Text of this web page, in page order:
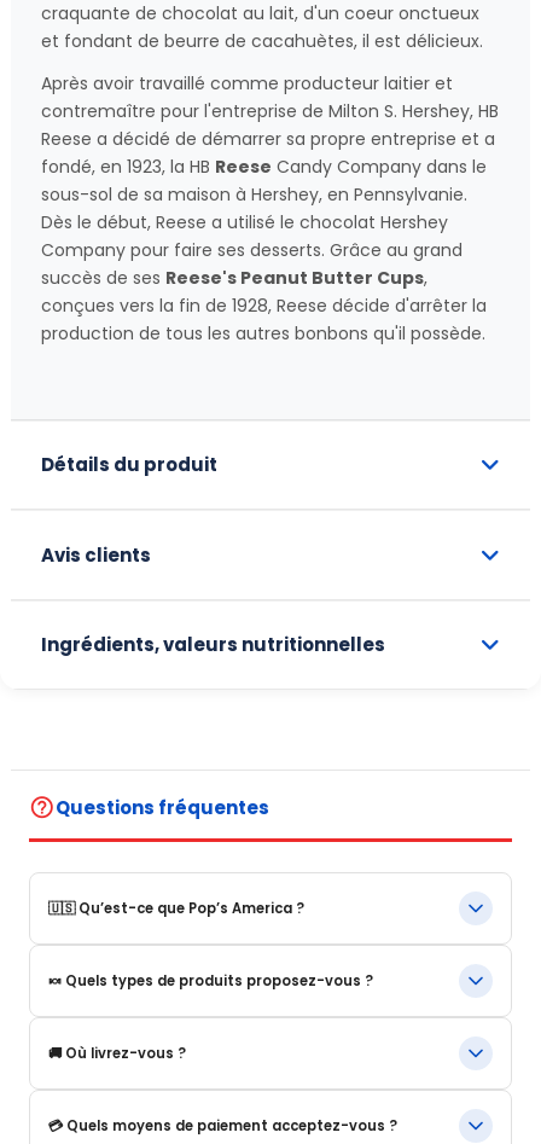
craquante de chocolat au lait, d'un coeur onctueux
et fondant de beurre de cacahuètes, il est délicieux.
Après avoir travaillé comme producteur laitier et
contremaître pour l'entreprise de Milton S. Hershey, HB
Reese a décidé de démarrer sa propre entreprise et a
fondé, en 1923, la HB Reese Candy Company dans le
sous-sol de sa maison à Hershey, en Pennsylvanie.
Dès le début, Reese a utilisé le chocolat Hershey
Company pour faire ses desserts. Grâce au grand
succès de ses Reese's Peanut Butter Cups,
conçues vers la fin de 1928, Reese décide d'arrêter la
production de tous les autres bonbons qu'il possède.
Détails du produit
Avis clients
Ingrédients, valeurs nutritionnelles
help_outlineQuestions fréquentes
🇺🇸 Qu’est-ce que Pop’s America ?
Pop’s America est une boutique en ligne spécialisée dans les
produits alimentaires et boissons emblématiques des États-
Unis.
Nous proposons une sélection de produits authentiques,
🍬 Quels types de produits proposez-vous ?
Nous proposons notamment :
Céréales US Sauces et produits d’épicerie.
🚚 Où livrez-vous ?
Nous livrons :
💳 Quels moyens de paiement acceptez-vous ?